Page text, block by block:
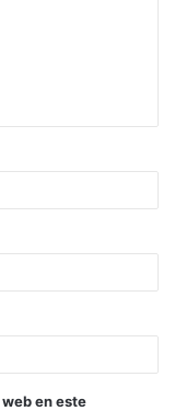
en este